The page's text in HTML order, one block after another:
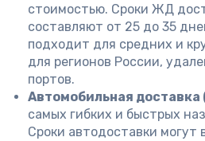
стоимостью. Сроки ЖД
составляют от 25 до 35
подходит для средних и
для регионов России,
портов.
Автомобильная доставка
самых гибких и быстрых
Сроки автодоставки могут